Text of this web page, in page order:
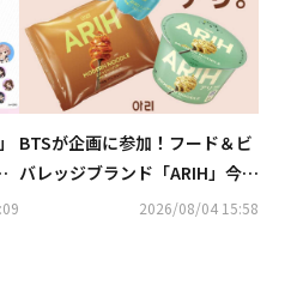
BTSが企画に参加！フード＆ビ
バレッジブランド「ARIH」今夏
に日本初上陸…イベントも開催
2026/08/04 15:58